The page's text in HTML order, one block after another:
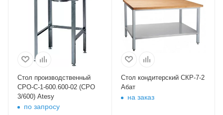
Стол производственный
СРО-С-1-600.600-02 (СРО
3/600) Atesy
по запросу
Стол кондитерский СКР-7-2
Абат
на заказ